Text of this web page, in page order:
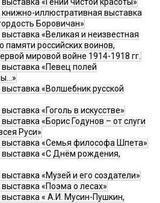
«Гений чистой красоты»
книжно-иллюстративная выставка
Боровичан»
«Великая и неизвестная
памяти российских воинов,
мировой войне 1914-1918 гг.
выставка «Певец полей
выставка «Волшебник русской
«Гоголь в искусстве»
«Борис Годунов – от слуги
Руси»
выставка «Семья философа Шпета»
выставка «С Днём рождения,
«Музей и его создатели»
«Поэма о лесах»
выставка « А.И. Мусин-Пушкин,